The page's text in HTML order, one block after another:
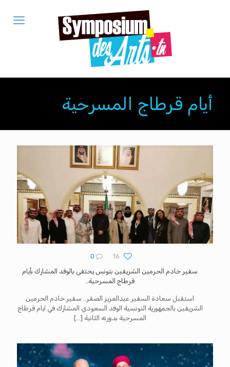
أيام قرطاج المسرحية
16
0
سفير خادم الحرمين الشريفين بتونس يحتفى بالوفد المشارك بأيام
قرطاج المسرحية..
استقبل سعادة السفير عيدالعزيز الصقر.. سفير خادم الحرمين
الشريفين بالجمهورية التونسية الوفد السعودي المشارك في ايام قرطاج
المسرحية بدورته الثانية […]